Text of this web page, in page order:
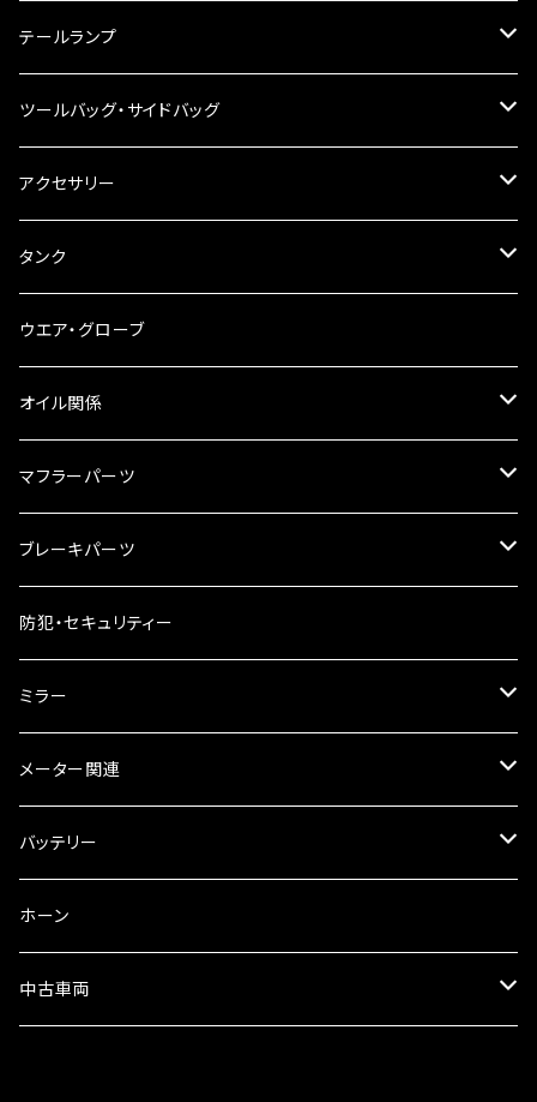
工具類
ハンドルスイッチ
その他
ハンドルポスト
ハンドルブレース
ステアリングダンパー
ブレーキ・クラッチレバー
スマホホルダー
テールランプ
ナンバー灯
ツールバッグ・サイドバッグ
ツールバッグ
サイドバッグ
サイドバッグサポート
リアBOX
ハードケース
アクセサリー
USB電源
電装系
タンク
タンク本体
タンクキャップ
タンクシール
ケミカル
ウエア・グローブ
オイル関係
4スト用エンジンオイル
2スト用エンジンオイル
ギアオイル
オイルクーラー
ラジエーター
フォークオイル
マフラーパーツ
マフラーガード
バンテージタイプ
スリップオン
サイレンサー
ブレーキパーツ
ブレーキシュー
ブレーキパット
ブレーキオイル
その他
防犯・セキュリティー
ミラー
ミラー本体
ミラーアダプター
ミラーその他
メーター関連
スピードメーター
タコメーター
セット
バッテリー
バッテリー充電器
ホーン
中古車両